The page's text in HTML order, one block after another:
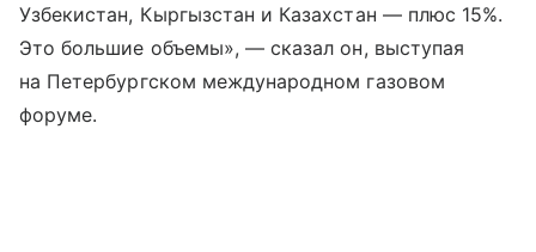
Узбекистан, Кыргызстан и Казахстан — плюс 15%.
Это большие объемы», — сказал он, выступая
на Петербургском международном газовом
форуме.